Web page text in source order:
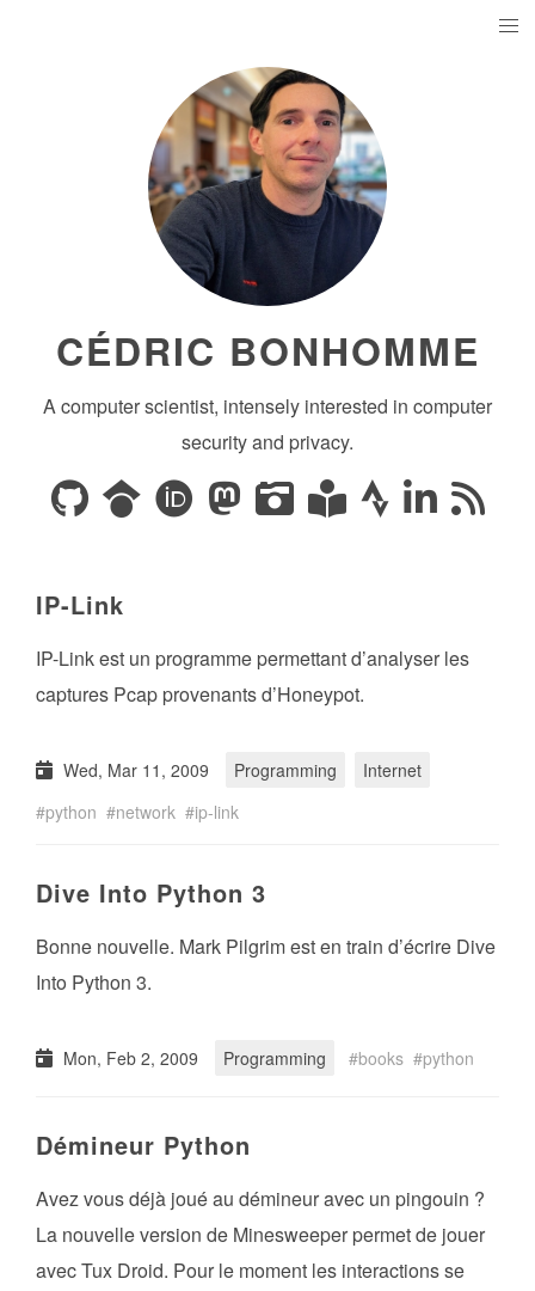
CÉDRIC BONHOMME
A computer scientist, intensely interested in computer
security and privacy.
IP-Link
IP-Link est un programme permettant d’analyser les
captures Pcap provenants d’Honeypot.
Wed, Mar 11, 2009 Programming
Internet
python
network ip-link
Dive Into Python 3
Bonne nouvelle. Mark Pilgrim est en train d’écrire Dive
Into Python 3.
Mon, Feb 2, 2009 Programming books python
Démineur Python
Avez vous déjà joué au démineur avec un pingouin ?
La nouvelle version de Minesweeper permet de jouer
avec Tux Droid. Pour le moment les interactions se